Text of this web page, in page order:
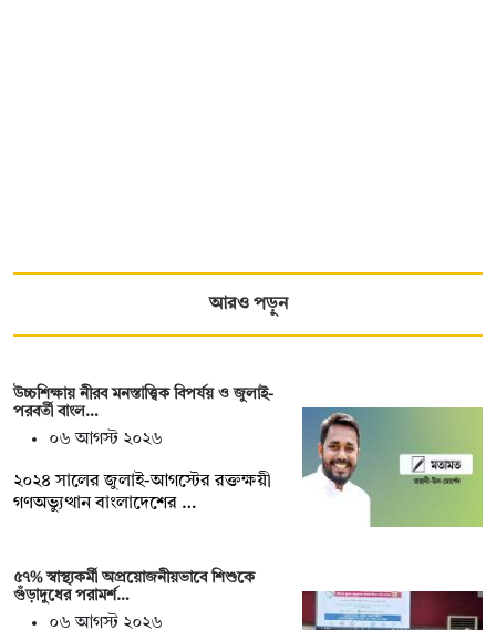
আরও পড়ুন
উচ্চশিক্ষায় নীরব মনস্তাত্ত্বিক বিপর্যয় ও জুলাই-
পরবর্তী বাংল…
০৬ আগস্ট ২০২৬
২০২৪ সালের জুলাই-আগস্টের রক্তক্ষয়ী
গণঅভ্যুত্থান বাংলাদেশের …
৫৭% স্বাস্থ্যকর্মী অপ্রয়োজনীয়ভাবে শিশুকে
গুঁড়াদুধের পরামর্শ…
০৬ আগস্ট ২০২৬